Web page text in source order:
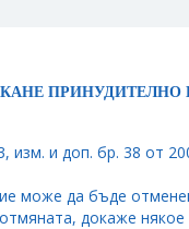
изм. и доп. бр. 38 от
може да бъде
докаже